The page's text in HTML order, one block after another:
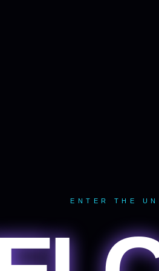
ENTER THE